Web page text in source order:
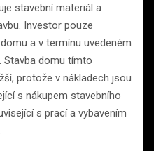
stavební materiál a
Investor pouze
a v termínu uvedeném
Stavba domu tímto
protože v nákladech jsou
s nákupem stavebního
s prací a vybavením